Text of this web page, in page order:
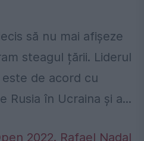
să nu mai afișeze
steagul țării. Liderul
de acord cu
Rusia în Ucraina și a...